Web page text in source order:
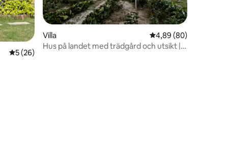
5 av 5 i genomsnittligt betyg, 26 omdömen
5 (26)
Villa 4,89 av 5 i
4,89 (80)
Hus på landet med trädgård och utsikt |